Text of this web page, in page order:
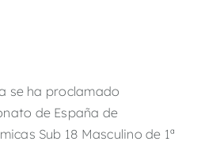
se ha proclamado
de España de
Sub 18 Masculino de 1ª